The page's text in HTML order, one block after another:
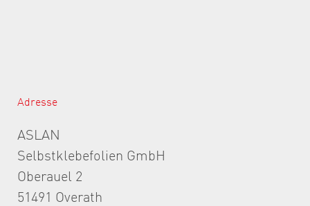
Adresse
ASLAN
Selbstklebefolien GmbH
Oberauel 2
51491 Overath